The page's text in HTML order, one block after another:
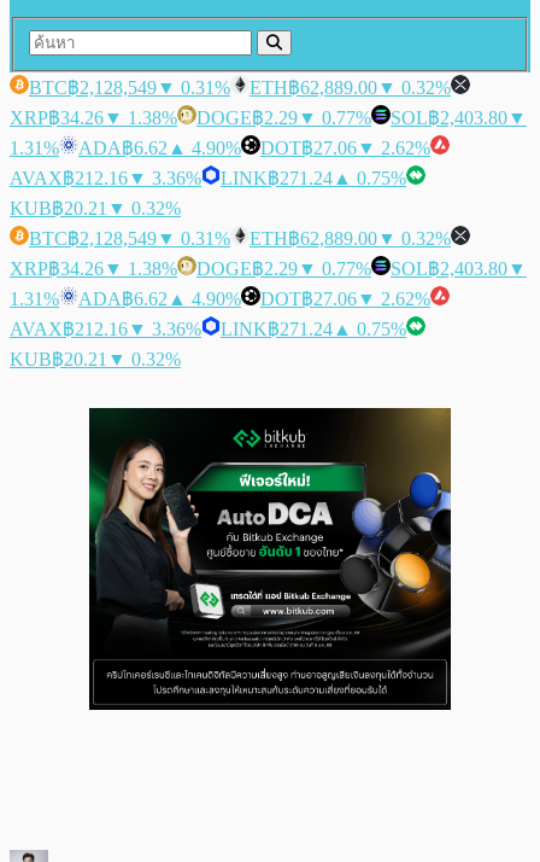
BTC฿2,128,549▼ 0.31% ETH฿62,889.00▼ 0.32%
XRP฿34.26▼ 1.38% DOGE฿2.29▼ 0.77% SOL฿2,403.80▼
1.31%
ADA฿6.62 ▲ 4.90% DOT฿27.06▼ 2.62%
AVAX฿212.16▼ 3.36% LINK฿271.24 ▲ 0.75%
KUB฿20.21 ▼ 0.32%
BTC฿2,128,549▼ 0.31% ETH฿62,889.00▼ 0.32%
XRP฿34.26▼ 1.38% DOGE฿2.29▼ 0.77% SOL฿2,403.80▼
1.31%
ADA฿6.62 ▲ 4.90% DOT฿27.06▼ 2.62%
AVAX฿212.16▼ 3.36% LINK฿271.24 ▲ 0.75%
KUB฿20.21 ▼ 0.32%